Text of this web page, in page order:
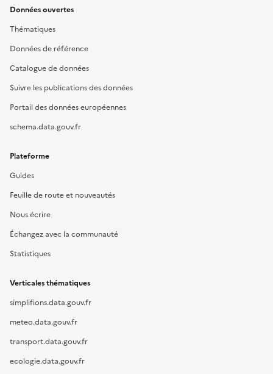
Données ouvertes
Thématiques
Données de référence
Catalogue de données
Suivre les publications des données
Portail des données européennes
schema.data.gouv.fr
Plateforme
Guides
Feuille de route et nouveautés
Nous écrire
Échangez avec la communauté
Statistiques
Verticales thématiques
simplifions.data.gouv.fr
meteo.data.gouv.fr
transport.data.gouv.fr
ecologie.data.gouv.fr